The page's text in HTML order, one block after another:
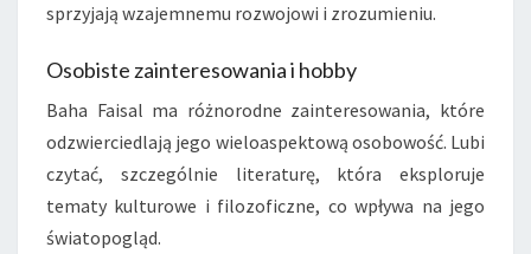
sprzyjają wzajemnemu rozwojowi i zrozumieniu.
Osobiste zainteresowania i hobby
Baha Faisal ma różnorodne zainteresowania, które
odzwierciedlają jego wieloaspektową osobowość. Lubi
czytać, szczególnie literaturę, która eksploruje
tematy kulturowe i filozoficzne, co wpływa na jego
światopogląd.